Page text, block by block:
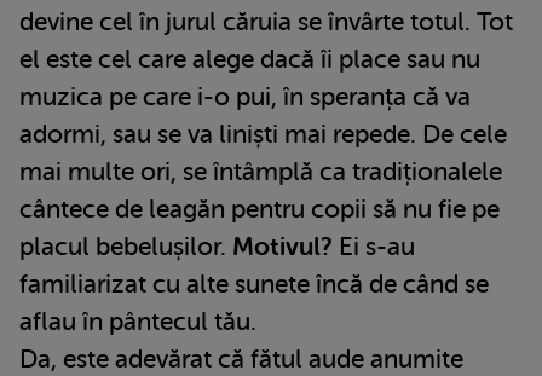
devine cel în jurul căruia se învârte totul. Tot
el este cel care alege dacă îi place sau nu
muzica pe care i-o pui, în speranța că va
adormi, sau se va liniști mai repede. De cele
mai multe ori, se întâmplă ca tradiționalele
cântece de leagăn pentru copii să nu fie pe
placul bebelușilor. Motivul? Ei s-au
familiarizat cu alte sunete încă de când se
aflau în pântecul tău.
Da, este adevărat că fătul aude anumite